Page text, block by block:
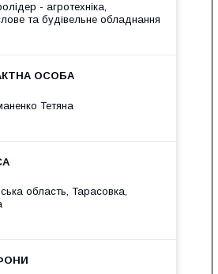
- агротехніка,
та будівельне обладнання
Тетяна
область, Тарасовка,